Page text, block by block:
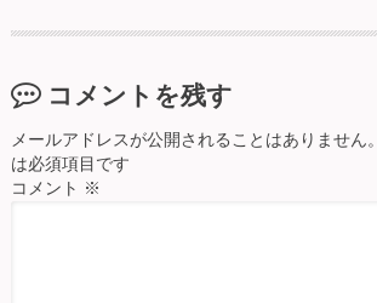
コメントを残す
メールアドレスが公開されることはありません。
は必須項目です
コメント ※